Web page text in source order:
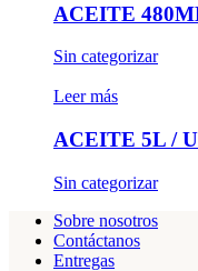
ACEITE
Sin categorizar
Leer más
ACEITE 5L /
Sin categorizar
Sobre nosotros
Contáctanos
Entregas